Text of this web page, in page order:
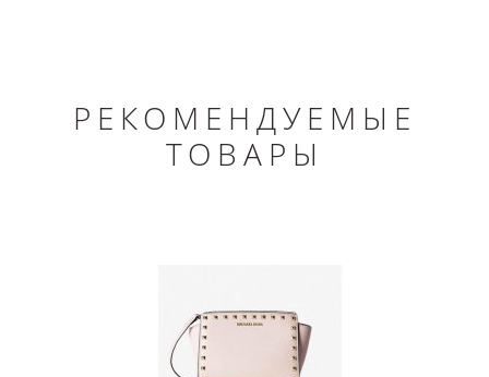
РЕКОМЕНДУЕМЫЕ
ТОВАРЫ